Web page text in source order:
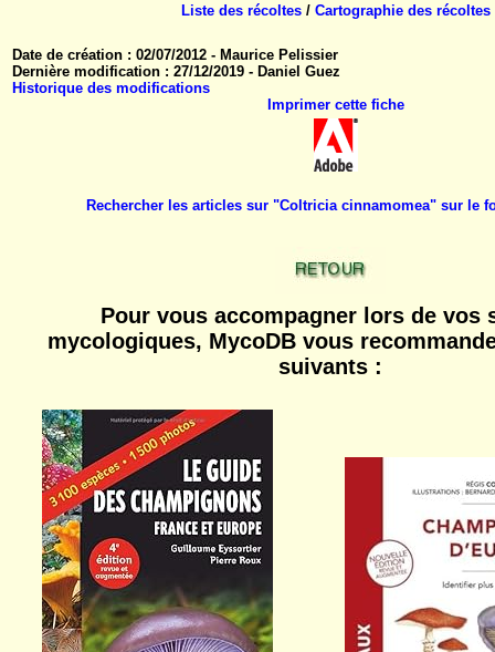
Liste des récoltes /Cartographie des récoltes
Date de création : 02/07/2012 - Maurice Pelissier
Dernière modification : 27/12/2019 - Daniel Guez
Historique des modifications
Imprimer cette fiche
Rechercher les articles sur "Coltricia cinnamomea" sur le
Pour vous accompagner lors de vos
mycologiques, MycoDB vous
suivants :